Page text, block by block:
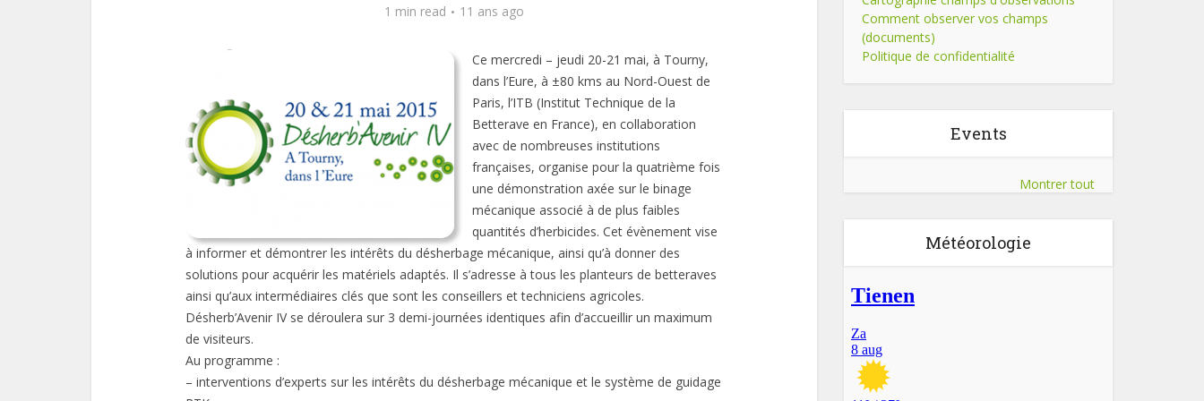
1 min read 11 ans ago
Ce mercredi – jeudi 20-21 mai, à Tourny,
dans l’Eure, à ±80 kms au Nord-Ouest de
Paris, l’ITB (Institut Technique de la
Betterave en France), en collaboration
avec de nombreuses institutions
françaises, organise pour la quatrième fois
une démonstration axée sur le binage
mécanique associé à de plus faibles
quantités d’herbicides. Cet évènement vise
à informer et démontrer les intérêts du désherbage mécanique, ainsi qu’à donner des
solutions pour acquérir les matériels adaptés. Il s’adresse à tous les planteurs de betteraves
ainsi qu’aux intermédiaires clés que sont les conseillers et techniciens agricoles.
Désherb’Avenir IV se déroulera sur 3 demi-journées identiques afin d’accueillir un maximum
de visiteurs.
Au programme :
– interventions d’experts sur les intérêts du désherbage mécanique et le système de guidage
Comment observer vos champs
(documents)
Politique de confidentialité
Events
Montrer tout
Météorologie